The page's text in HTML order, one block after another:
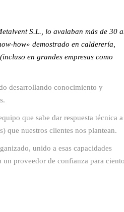
S.L., lo avalaban más de 30
how» demostrado en calderería,
en grandes empresas como
desarrollando conocimiento y
que sabe dar respuesta técnica a
que nuestros clientes nos plantean.
unido a esas capacidades
proveedor de confianza para